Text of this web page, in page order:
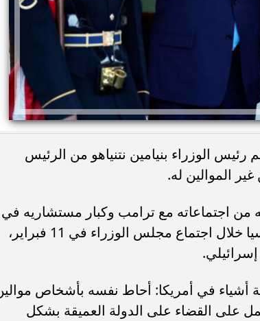
الوزراء بنيامين نتنياهو من الرئيس
الموالين له.
من اجتماعاته مع ترامب وكبار مستشاريه في
واشنطن الشهر الماضي، ألقى نتنياهو خطابا حماسيا خلال اجتماع مجلس الوزراء في 11 فبراير،
أشياء في أمريكا: أحاط نفسه بأشخاص
على القضاء على الدولة العميقة بشكل